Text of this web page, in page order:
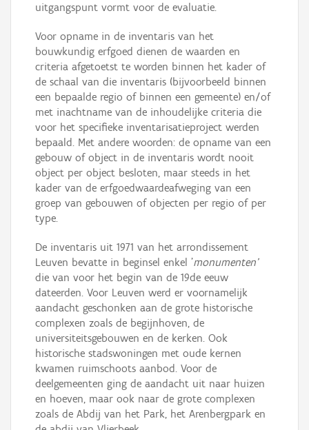
uitgangspunt vormt voor de evaluatie.
Voor opname in de inventaris van het
bouwkundig erfgoed dienen de waarden en
criteria afgetoetst te worden binnen het kader of
de schaal van die inventaris (bijvoorbeeld binnen
een bepaalde regio of binnen een gemeente) en/of
met inachtname van de inhoudelijke criteria die
voor het specifieke inventarisatieproject werden
bepaald. Met andere woorden: de opname van een
gebouw of object in de inventaris wordt nooit
object per object besloten, maar steeds in het
kader van de erfgoedwaardeafweging van een
groep van gebouwen of objecten per regio of per
type.
De inventaris uit 1971 van het arrondissement
Leuven bevatte in beginsel enkel 'monumenten'
die van voor het begin van de 19de eeuw
dateerden. Voor Leuven werd er voornamelijk
aandacht geschonken aan de grote historische
complexen zoals de begijnhoven, de
universiteitsgebouwen en de kerken. Ook
historische stadswoningen met oude kernen
kwamen ruimschoots aanbod. Voor de
deelgemeenten ging de aandacht uit naar huizen
en hoeven, maar ook naar de grote complexen
zoals de Abdij van het Park, het Arenbergpark en